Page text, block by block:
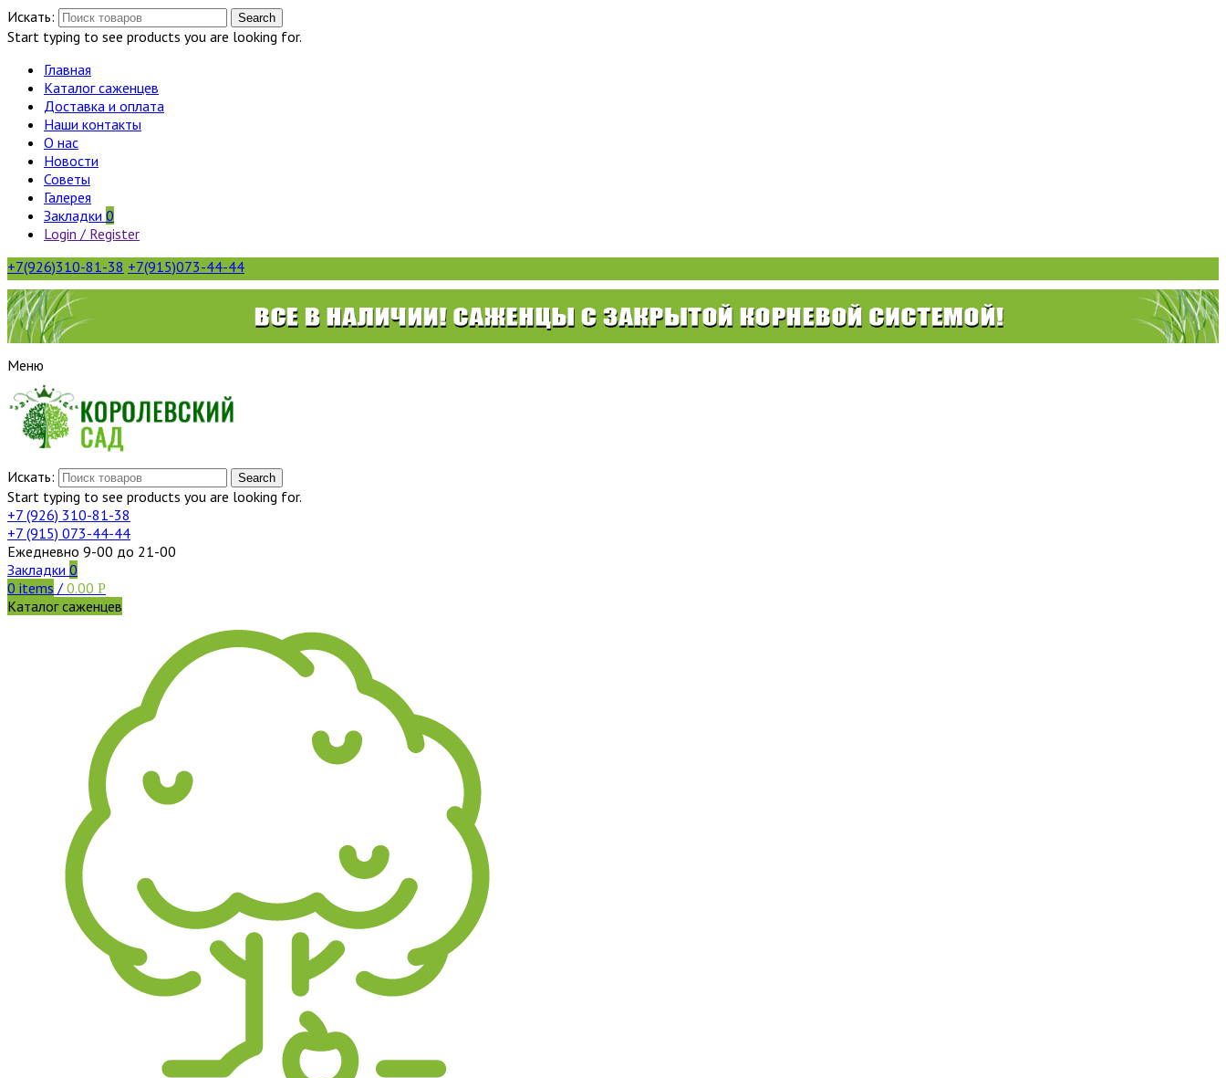
Искать: Search
Start typing to see products you are looking for.
Главная
Каталог саженцев
Доставка и оплата
Наши контакты
О нас
Новости
Советы
Галерея
Закладки 0
Login / Register
+7(926)310-81-38 +7(915)073-44-44
Меню
Искать: Search
Start typing to see products you are looking for.
+7 (926) 310-81-38
+7 (915) 073-44-44
Ежедневно 9-00 до 21-00
Закладки 0
0 items / 0.00 Р
Каталог саженцев